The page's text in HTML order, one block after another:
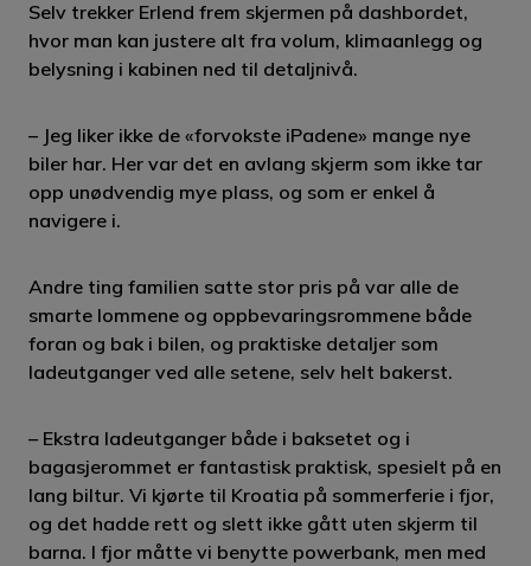
Selv trekker Erlend frem skjermen på dashbordet,
hvor man kan justere alt fra volum, klimaanlegg og
belysning i kabinen ned til detaljnivå.
– Jeg liker ikke de «forvokste iPadene» mange nye
biler har. Her var det en avlang skjerm som ikke tar
opp unødvendig mye plass, og som er enkel å
navigere i.
Andre ting familien satte stor pris på var alle de
smarte lommene og oppbevaringsrommene både
foran og bak i bilen, og praktiske detaljer som
ladeutganger ved alle setene, selv helt bakerst.
– Ekstra ladeutganger både i baksetet og i
bagasjerommet er fantastisk praktisk, spesielt på en
lang biltur. Vi kjørte til Kroatia på sommerferie i fjor,
og det hadde rett og slett ikke gått uten skjerm til
barna. I fjor måtte vi benytte powerbank, men med